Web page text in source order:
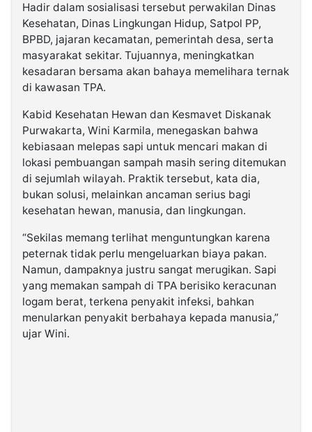
Hadir dalam sosialisasi tersebut perwakilan Dinas
Kesehatan, Dinas Lingkungan Hidup, Satpol PP,
BPBD, jajaran kecamatan, pemerintah desa, serta
masyarakat sekitar. Tujuannya, meningkatkan
kesadaran bersama akan bahaya memelihara ternak
di kawasan TPA.
Kabid Kesehatan Hewan dan Kesmavet Diskanak
Purwakarta, Wini Karmila, menegaskan bahwa
kebiasaan melepas sapi untuk mencari makan di
lokasi pembuangan sampah masih sering ditemukan
di sejumlah wilayah. Praktik tersebut, kata dia,
bukan solusi, melainkan ancaman serius bagi
kesehatan hewan, manusia, dan lingkungan.
“Sekilas memang terlihat menguntungkan karena
peternak tidak perlu mengeluarkan biaya pakan.
Namun, dampaknya justru sangat merugikan. Sapi
yang memakan sampah di TPA berisiko keracunan
logam berat, terkena penyakit infeksi, bahkan
menularkan penyakit berbahaya kepada manusia,”
ujar Wini.